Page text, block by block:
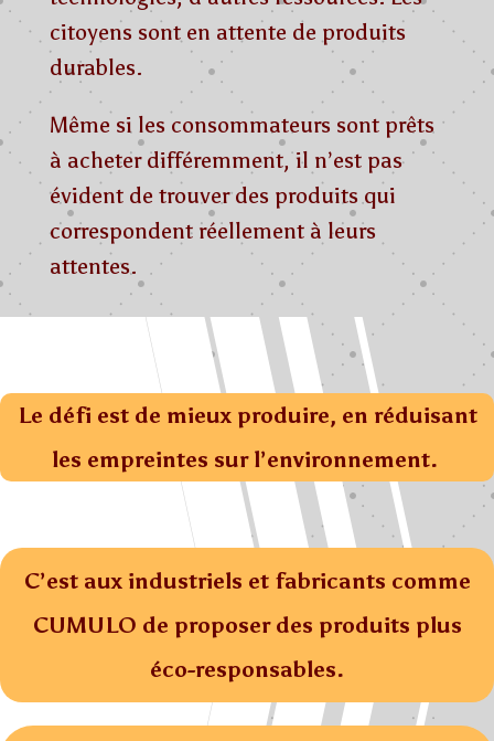
citoyens sont en attente de produits
durables.
Même si les consommateurs sont prêts
à acheter différemment, il n’est pas
évident de trouver des produits qui
correspondent réellement à leurs
attentes.
Le défi est de mieux produire, en réduisant
les empreintes sur l’environnement.
C’est aux industriels et fabricants comme
CUMULO de proposer des produits plus
éco-responsables.